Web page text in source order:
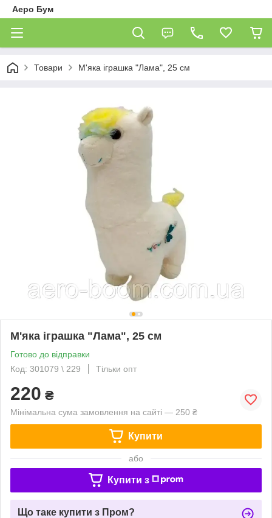
Аеро Бум
Товари М'яка іграшка "Лама", 25 см
М'яка іграшка "Лама", 25 см
Готово до відправки
Код: 301079 \ 229
Тільки опт
220 ₴
Мінімальна сума замовлення на сайті — 250 ₴
Купити
або
Купити з
Що таке купити з Пром?